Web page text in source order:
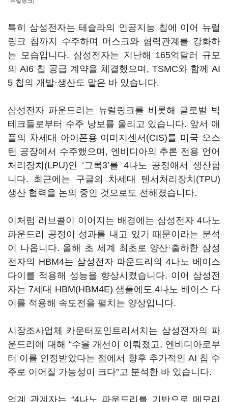
특히 삼성전자는 테슬라의 인공지능 칩에 이어 뉴럴
링크 칩까지 수주하며 머스크와 협력관계를 강화하
는 모습입니다. 삼성전자는 지난해 165억달러 규모
의 AI6 칩 공급 계약을 체결했으며, TSMC와 함께 AI
5 칩의 개발·생산도 맡은 바 있습니다.
삼성전자 파운드리는 뉴럴링크를 비롯해 글로벌 빅
테크들로부터 수주 낭보를 울리고 있습니다. 앞서 애
플의 차세대 아이폰용 이미지센서(CIS)를 미국 오스
틴 공장에서 수주했으며, 엔비디아의 추론 전용 언어
처리장치(LPU)인 ‘그록3’를 4나노 공정애서 생산합
니다. 최근에는 구글의 차세대 텐서처리장치(TPU)
생산 협력을 논의 중인 것으로도 전해졌습니다.
이처럼 러브콜이 이어지는 배경에는 삼성전자 4나노
파운드리 공정이 성과를 내고 있기 때문이라는 분석
이 나옵니다. 올해 초 세계 최초로 양산·출하한 삼성
전자의 HBM4는 삼성전자 파운드리의 4나노 베이스
다이를 적용해 성능을 향상시켰습니다. 이어 삼성전
자는 7세대 HBM(HBM4E) 샘플에도 4나노 베이스 다
이를 적용해 속도전을 펼치는 양상입니다.
시장조사업체 카운터포인트리서치는 삼성전자의 파
운드리에 대해 “수율 개선이 이뤄졌고, 엔비디아로부
터 이를 인정받았다는 점에서 향후 추가적인 AI 칩 수
주로 이어질 가능성이 크다”고 분석한 바 있습니다.
업계 관계자는 “4나노 파운드리를 기반으로 메모리